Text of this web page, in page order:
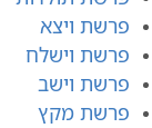
פרשת ויצא
פרשת וישלח
פרשת וישב
פרשת מקץ